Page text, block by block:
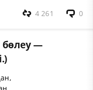
0
4 261
бөлеу —